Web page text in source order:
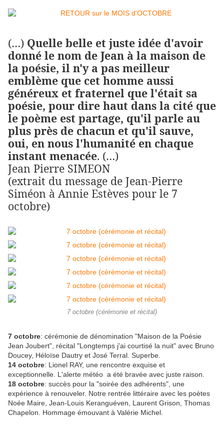
(…) Quelle belle et juste idée d'avoir
donné le nom de Jean à la maison de
la poésie, il n'y a pas meilleur
emblème que cet homme aussi
généreux et fraternel que l'était sa
poésie, pour dire haut dans la cité que
le poème est partage, qu'il parle au
plus près de chacun et qu'il sauve,
oui, en nous l'humanité en chaque
instant menacée. (…)
Jean Pierre SIMEON
(extrait du message de Jean-Pierre
Siméon à Annie Estèves pour le 7
octobre)
7 octobre (cérémonie et récital)
7 octobre: cérémonie de dénomination "Maison de la Poésie
Jean Joubert", récital "Longtemps j'ai courtisé la nuit" avec Bruno
Doucey, Héloïse Dautry et José Terral. Superbe.
14 octobre: Lionel RAY, une rencontre exquise et
exceptionnelle. L'alerte météo a été bravée avec juste raison.
18 octobre: succès pour la "soirée des adhérents", une
expérience à renouveler. Notre rentrée littéraire avec les poètes
Noée Maire, Jean-Louis Keranguéven, Laurent Grison, Thomas
Chapelon. Hommage émouvant à Valérie Michel.